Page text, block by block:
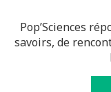
Pop’Sciences
savoirs, de